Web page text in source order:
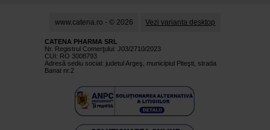
www.catena.ro - © 2026 Vezi varianta desktop
CATENA PHARMA SRL
Nr. Registrul Comerţului: J03/2710/2023
CUI: RO 3008793
Adresă sediu social: judetul Argeş, municipiul Piteşti, strada
Banat nr.2